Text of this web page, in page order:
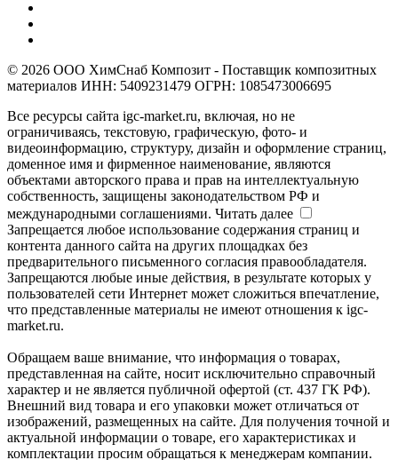
© 2026 ООО ХимСнаб Композит - Поставщик композитных
материалов ИНН: 5409231479 ОГРН: 1085473006695
Все ресурсы сайта igc-market.ru, включая, но не
ограничиваясь, текстовую, графическую, фото- и
видеоинформацию, структуру, дизайн и оформление страниц,
доменное имя и фирменное наименование, являются
объектами авторского права и прав на интеллектуальную
собственность, защищены законодательством РФ и
международными соглашениями. Читать далее
Запрещается любое использование содержания страниц и
контента данного сайта на других площадках без
предварительного письменного согласия правообладателя.
Запрещаются любые иные действия, в результате которых у
пользователей сети Интернет может сложиться впечатление,
что представленные материалы не имеют отношения к igc-
market.ru.
Обращаем ваше внимание, что информация о товарах,
представленная на сайте, носит исключительно справочный
характер и не является публичной офертой (ст. 437 ГК РФ).
Внешний вид товара и его упаковки может отличаться от
изображений, размещенных на сайте. Для получения точной и
актуальной информации о товаре, его характеристиках и
комплектации просим обращаться к менеджерам компании.